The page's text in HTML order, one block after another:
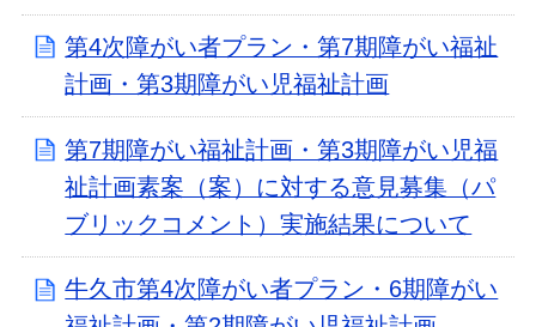
第4次障がい者プラン・第7期障がい福祉
計画・第3期障がい児福祉計画
第7期障がい福祉計画・第3期障がい児福
祉計画素案（案）に対する意見募集（パ
ブリックコメント）実施結果について
牛久市第4次障がい者プラン・6期障がい